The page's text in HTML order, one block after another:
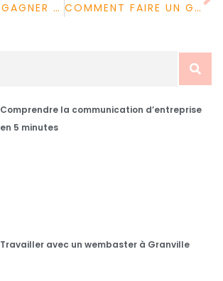
GUIDE POUR GAGNER AU CASINO EN LIGNE
COMMENT FAIRE UN GATEAU AU CHOCOLAT FACILE ?
Comprendre la communication d’entreprise
en 5 minutes
Travailler avec un wembaster à Granville